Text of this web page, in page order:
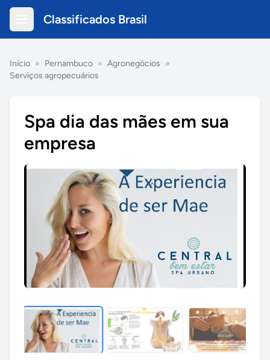
Classificados Brasil
Início » Pernambuco » Agronegócios »
Serviços agropecuários
Spa dia das mães em sua
empresa